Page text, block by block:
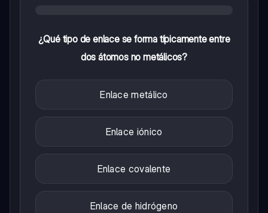
¿Qué tipo de enlace se forma típicamente entre
dos átomos no metálicos?
Enlace metálico
Enlace iónico
Enlace covalente
Enlace de hidrógeno